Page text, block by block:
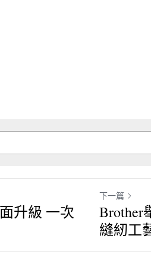
升級 一次
下一篇
Brother
縫紉工